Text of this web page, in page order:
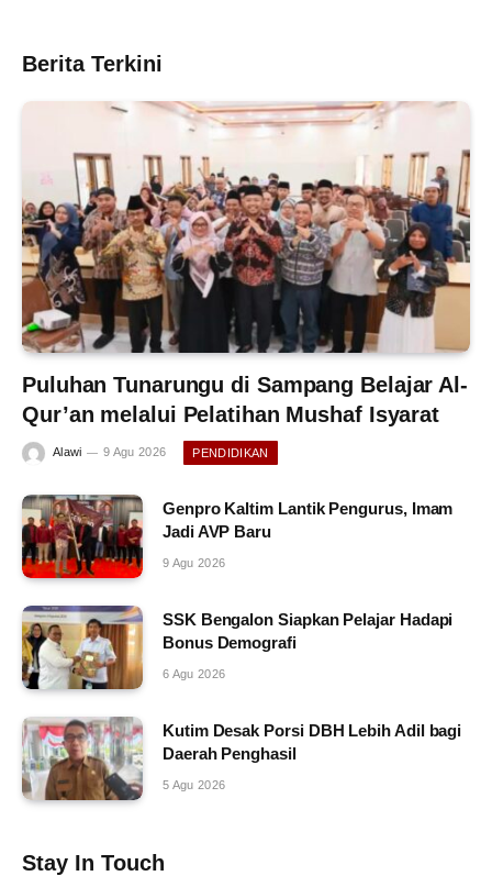
Berita Terkini
Puluhan Tunarungu di Sampang Belajar Al-
Qur’an melalui Pelatihan Mushaf Isyarat
Alawi 9 Agu 2026 PENDIDIKAN
Genpro Kaltim Lantik Pengurus, Imam
Jadi AVP Baru
9 Agu 2026
SSK Bengalon Siapkan Pelajar Hadapi
Bonus Demografi
6 Agu 2026
Kutim Desak Porsi DBH Lebih Adil bagi
Daerah Penghasil
5 Agu 2026
Stay In Touch